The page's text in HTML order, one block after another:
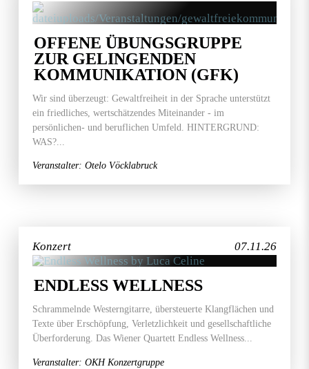
OFFENE ÜBUNGSGRUPPE
ZUR GELINGENDEN
KOMMUNIKATION (GFK)
Wir sind überzeugt: Gewaltfreiheit in der Sprache unterstützt
ein friedliches, wertschätzendes Miteinander - im
persönlichen- und beruflichen Umfeld. HINTERGRUND:
WAS?...
Veranstalter: Otelo Vöcklabruck
07.11.26
Konzert
ENDLESS WELLNESS
Schrammelnde Westerngitarre, übersteuerte Klangflächen und
Texte über Erschöpfung, Verletzlichkeit und gesellschaftliche
Überforderung. Das Wiener Quartett Endless Wellness...
Veranstalter: OKH Konzertgruppe